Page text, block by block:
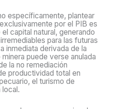
específicamente, plantear
por el PIB es
capital natural, generando
para las futuras
inmediata derivada de la
puede verse anulada
la no remediación
productividad total en
el turismo de
local.